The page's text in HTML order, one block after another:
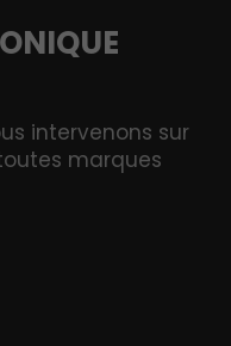
intervenons sur
marques